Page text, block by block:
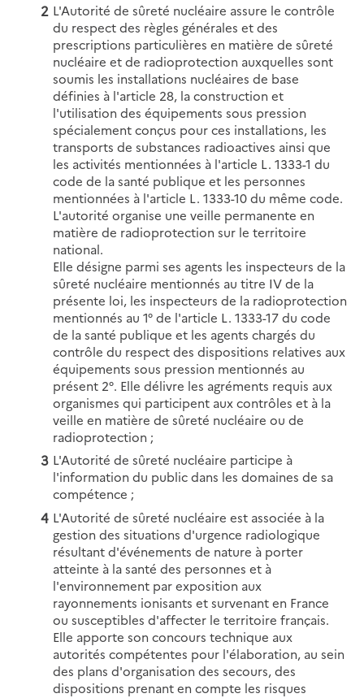
L'Autorité de sûreté nucléaire assure le contrôle
du respect des règles générales et des
prescriptions particulières en matière de sûreté
nucléaire et de radioprotection auxquelles sont
soumis les installations nucléaires de base
définies à l'article 28, la construction et
l'utilisation des équipements sous pression
spécialement conçus pour ces installations, les
transports de substances radioactives ainsi que
les activités mentionnées à l'article L. 1333-1 du
code de la santé publique et les personnes
mentionnées à l'article L. 1333-10 du même code.
L'autorité organise une veille permanente en
matière de radioprotection sur le territoire
national.
Elle désigne parmi ses agents les inspecteurs de la
sûreté nucléaire mentionnés au titre IV de la
présente loi, les inspecteurs de la radioprotection
mentionnés au 1° de l'article L. 1333-17 du code
de la santé publique et les agents chargés du
contrôle du respect des dispositions relatives aux
équipements sous pression mentionnés au
présent 2°. Elle délivre les agréments requis aux
organismes qui participent aux contrôles et à la
veille en matière de sûreté nucléaire ou de
radioprotection ;
L'Autorité de sûreté nucléaire participe à
l'information du public dans les domaines de sa
compétence ;
L'Autorité de sûreté nucléaire est associée à la
gestion des situations d'urgence radiologique
résultant d'événements de nature à porter
atteinte à la santé des personnes et à
l'environnement par exposition aux
rayonnements ionisants et survenant en France
ou susceptibles d'affecter le territoire français.
Elle apporte son concours technique aux
autorités compétentes pour l'élaboration, au sein
des plans d'organisation des secours, des
dispositions prenant en compte les risques